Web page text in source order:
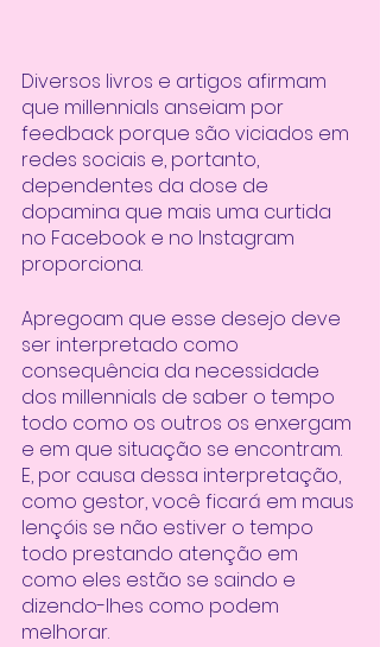
Diversos livros e artigos afirmam
que millennials anseiam por
feedback porque são viciados em
redes sociais e, portanto,
dependentes da dose de
dopamina que mais uma curtida
no Facebook e no Instagram
proporciona.
Apregoam que esse desejo deve
ser interpretado como
consequência da necessidade
dos millennials de saber o tempo
todo como os outros os enxergam
e em que situação se encontram.
E, por causa dessa interpretação,
como gestor, você ficará em maus
lençóis se não estiver o tempo
todo prestando atenção em
como eles estão se saindo e
dizendo-lhes como podem
melhorar.